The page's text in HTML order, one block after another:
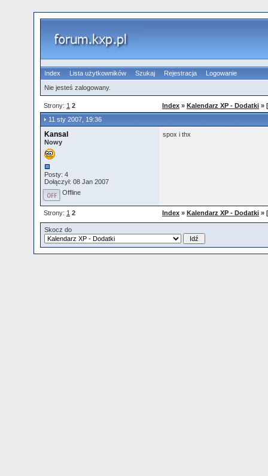
Index Lista użytkowników Szukaj Rejestracja
Logowanie
Nie jesteś zalogowany.
Strony: 1 2 Index » Kalendarz XP - Dodatki »
11 sty 2007, 19:36
Kansal
Nowy
Posty: 4
Dołączył: 08 Jan 2007
spox i thx
Offline
Strony: 1 2 Index » Kalendarz XP - Dodatki »
Skocz do